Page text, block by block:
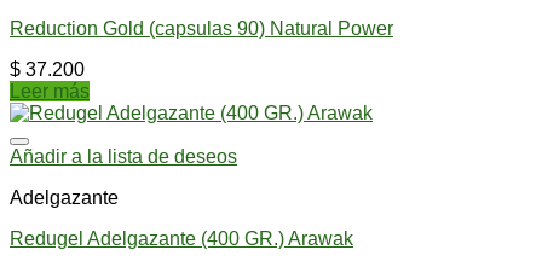
Reduction Gold (capsulas 90) Natural Power
$ 37.200
Leer más
Añadir a la lista de deseos
Adelgazante
Redugel Adelgazante (400 GR.) Arawak